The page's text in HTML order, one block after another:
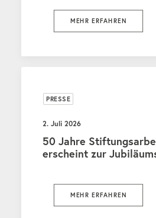
MEHR ERFAHREN
PRESSE
2. Juli 2026
50 Jahre
erscheint zur
MEHR ERFAHREN